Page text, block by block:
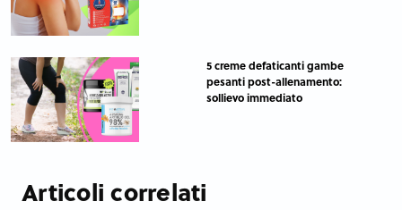
5 creme defaticanti gambe
pesanti post-allenamento:
sollievo immediato
Articoli correlati